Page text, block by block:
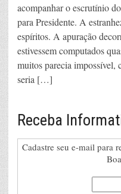
acompanhar o escrutínio
para Presidente. A
espíritos. A apuração
estivessem computados
muitos parecia impossível,
seria […]
Receba
Cadastre seu e-mail para